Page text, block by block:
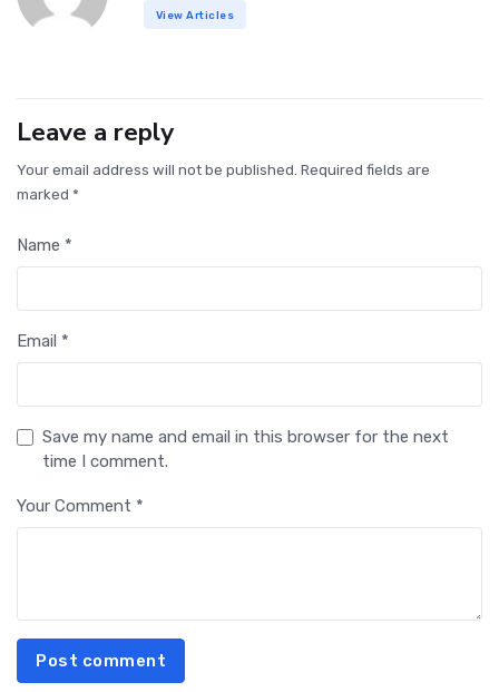
View Articles
Leave a reply
Your email address will not be published. Required fields are
marked *
Name *
Email *
Save my name and email in this browser for the next
time I comment.
Your Comment *
Post comment